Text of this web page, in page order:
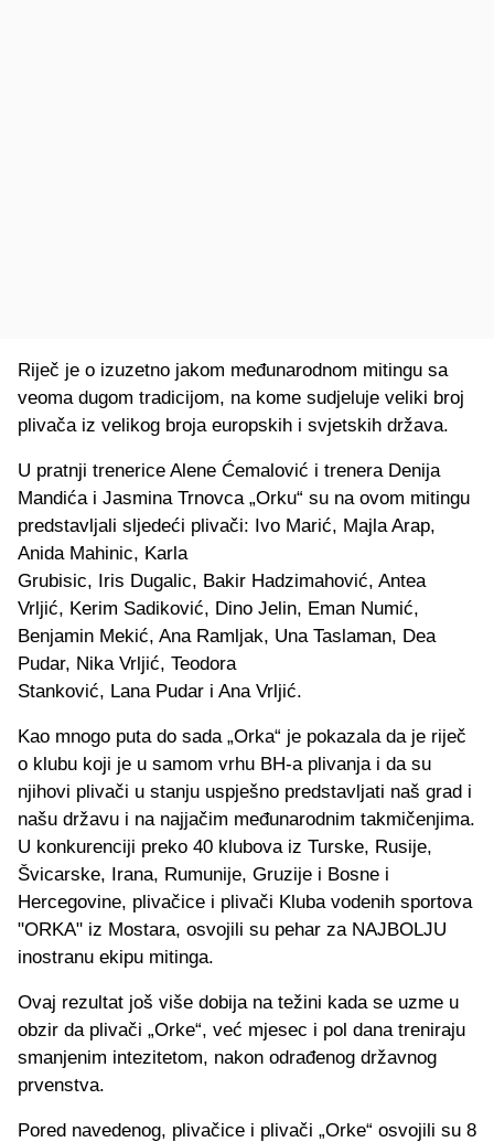
Riječ je o izuzetno jakom međunarodnom mitingu sa
veoma dugom tradicijom, na kome sudjeluje veliki broj
plivača iz velikog broja europskih i svjetskih država.
U pratnji trenerice Alene Ćemalović i trenera Denija
Mandića i Jasmina Trnovca „Orku“ su na ovom mitingu
predstavljali sljedeći plivači: Ivo Marić, Majla Arap,
Anida Mahinic, Karla
Grubisic, Iris Dugalic, Bakir Hadzimahović, Antea
Vrljić, Kerim Sadiković, Dino Jelin, Eman Numić,
Benjamin Mekić, Ana Ramljak, Una Taslaman, Dea
Pudar, Nika Vrljić, Teodora
Stanković, Lana Pudar i Ana Vrljić.
Kao mnogo puta do sada „Orka“ je pokazala da je riječ
o klubu koji je u samom vrhu BH-a plivanja i da su
njihovi plivači u stanju uspješno predstavljati naš grad i
našu državu i na najjačim međunarodnim takmičenjima.
U konkurenciji preko 40 klubova iz Turske, Rusije,
Švicarske, Irana, Rumunije, Gruzije i Bosne i
Hercegovine, plivačice i plivači Kluba vodenih sportova
"ORKA" iz Mostara, osvojili su pehar za NAJBOLJU
inostranu ekipu mitinga.
Ovaj rezultat još više dobija na težini kada se uzme u
obzir da plivači „Orke“, već mjesec i pol dana treniraju
smanjenim intezitetom, nakon odrađenog državnog
prvenstva.
Pored navedenog, plivačice i plivači „Orke“ osvojili su 8